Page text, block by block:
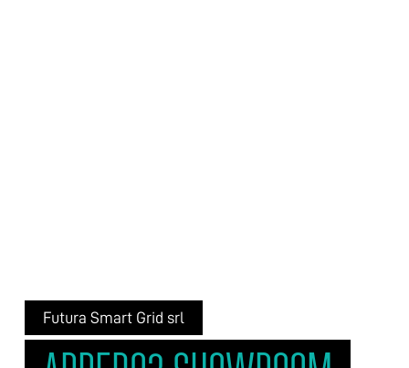
Futura Smart Grid srl